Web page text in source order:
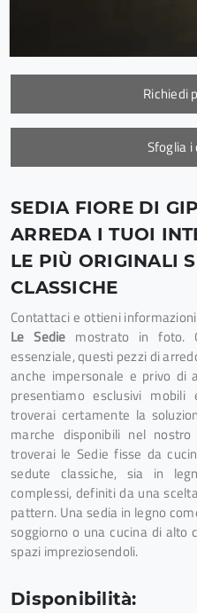
Richiedi
Sfoglia
SEDIA FIORE DI
ARREDA I TUOI
LE PIÙ ORIGINALI
CLASSICHE
Contattaci e ottieni
Le Sedie mostrato in foto.
essenziale, questi pezzi di
anche impersonale e privo di
presentiamo esclusivi
troverai certamente la
marche disponibili nel
troverai le Sedie fisse da
sedute classiche, sia in
complessi, definiti da una
pattern. Una sedia in legno
soggiorno o una cucina di alto
spazi impreziosendoli.
Disponibilità: